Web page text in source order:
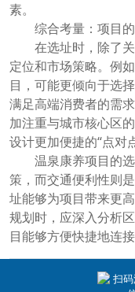
素。
综合考量：项目
在选址时，除了
定位和市场策略。例
目，可能更倾向于选
满足高端消费者的需
加注重与城市核心区
设计更加便捷的“点对
温泉康养项目的
策，而交通便利性则
址能够为项目带来更
规划时，应深入分析
目能够方便快捷地连接